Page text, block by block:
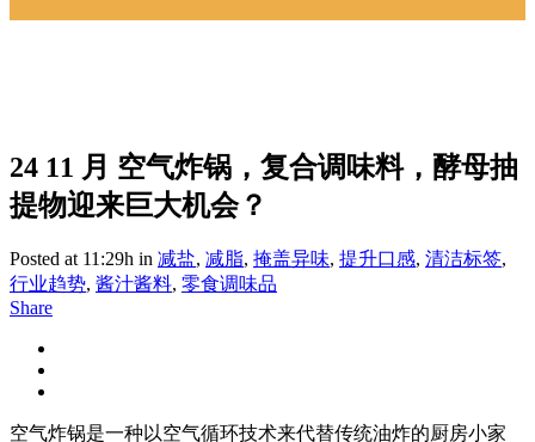
24 11 月 空气炸锅，复合调味料，酵母抽
提物迎来巨大机会？
Posted at 11:29h in 减盐, 减脂, 掩盖异味, 提升⼝感, 清洁标签,
行业趋势, 酱汁酱料, 零⻝调味品
Share
空气炸锅是一种以空气循环技术来代替传统油炸的厨房小家